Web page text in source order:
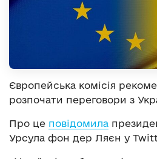
Європейська комісія
розпочати переговори з
Про це повідомила
Урсула фон дер Ляєн у